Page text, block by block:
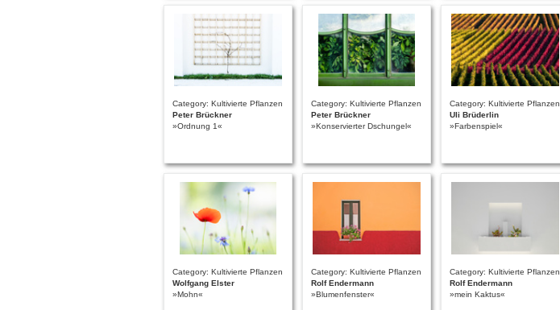
Category: Kultivierte Pflanzen
Peter Brückner
»Ordnung 1«
Category: Kultivierte Pflanzen
Peter Brückner
»Konservierter Dschungel«
Category: Kultivierte Pflanzen
Uli Brüderlin
»Farbenspiel«
Category: Kultivierte Pflanzen
Wolfgang Elster
»Mohn«
Category: Kultivierte Pflanzen
Rolf Endermann
»Blumenfenster«
Category: Kultivierte Pflanzen
Rolf Endermann
»mein Kaktus«